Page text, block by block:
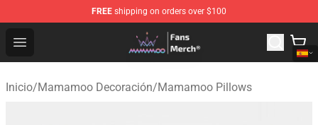
FREE shipping on orders over $100
Open menu
Mamamoo Store - Official Mamamoo Merchandise Shop
Inicio/Mamamoo Decoración/Mamamoo Pillows